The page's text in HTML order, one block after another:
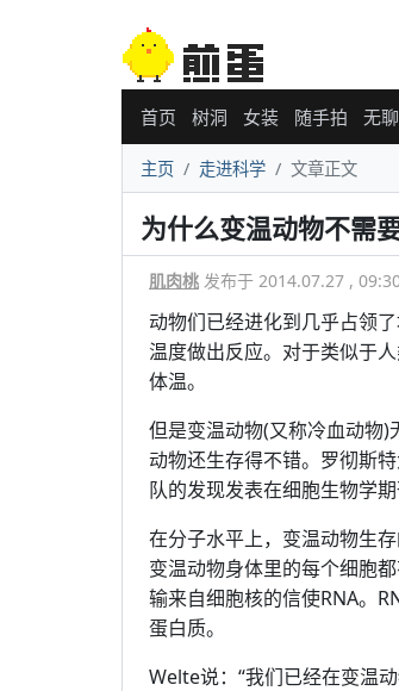
首页 树洞 女装 随手拍 无
主页 走进科学 文章正文
为什么变温动物不需
肌肉桃 发布于 2014.07.27 ,
动物们已经进化到几乎占领
温度做出反应。对于类似于
体温。
但是变温动物(又称冷血动物
动物还生存得不错。罗彻斯
队的发现发表在细胞生物学期
在分子水平上，变温动物生
变温动物身体里的每个细胞
输来自细胞核的信使RNA。
蛋白质。
Welte说：“我们已经在变温